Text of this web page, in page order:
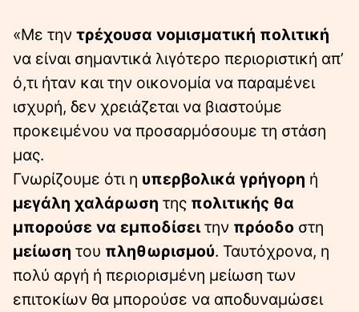
«Με την τρέχουσα νομισματική πολιτική
να είναι σημαντικά λιγότερο περιοριστική απ’
ό,τι ήταν και την οικονομία να παραμένει
ισχυρή, δεν χρειάζεται να βιαστούμε
προκειμένου να προσαρμόσουμε τη στάση
μας.
Γνωρίζουμε ότι η υπερβολικά γρήγορη ή
μεγάλη χαλάρωση της πολιτικής θα
μπορούσε να εμποδίσειτην πρόοδο στη
μείωση του πληθωρισμού. Ταυτόχρονα, η
πολύ αργή ή περιορισμένη μείωση των
επιτοκίων θα μπορούσε να αποδυναμώσει